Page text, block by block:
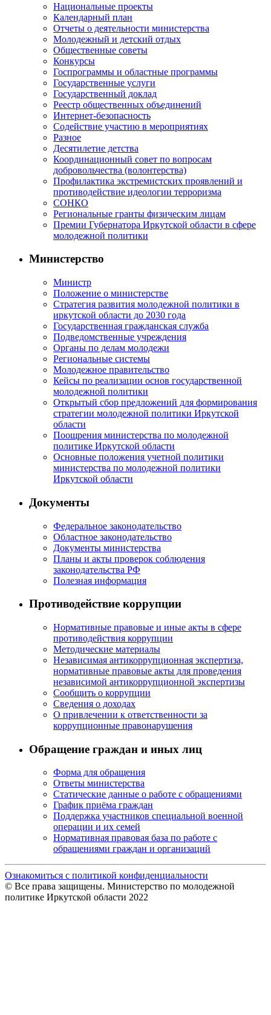
Национальные проекты
Календарный план
Отчеты о деятельности министерства
Молодежный и детский отдых
Общественные советы
Конкурсы
Госпрограммы и областные программы
Государственные услуги
Государственный доклад
Реестр общественных объединений
Интернет-безопасность
Содействие участию в мероприятиях
Разное
Десятилетие детства
Координационный совет по вопросам
добровольчества (волонтерства)
Профилактика экстремистских проявлений и
противодействие идеологии терроризма
СОНКО
Региональные гранты физическим лицам
Премии Губернатора Иркутской области в сфере
молодежной политики
Министерство
Министр
Положение о министерстве
Стратегия развития молодежной политики в
иркутской области до 2030 года
Государственная гражданская служба
Подведомственные учреждения
Органы по делам молодежи
Региональные системы
Молодежное правительство
Кейсы по реализации основ государственной
молодежной политики
Открытый сбор предложений для формирования
стратегии молодежной политики Иркутской
области
Поощрения министерства по молодежной
политике Иркутской области
Основные положения учетной политики
министерства по молодежной политики
Иркутской области
Документы
Федеральное законодательство
Областное законодательство
Документы министерства
Планы и акты проверок соблюдения
законодательства РФ
Полезная информация
Противодействие коррупции
Нормативные правовые и иные акты в сфере
противодействия коррупции
Методические материалы
Независимая антикоррупционная экспертиза,
нормативные правовые акты для проведения
независимой антикоррупционной экспертизы
Сообщить о коррупции
Сведения о доходах
О привлечении к ответственности за
коррупционные правонарушения
Обращение граждан и иных лиц
Форма для обращения
Ответы министерства
Статические данные о работе с обращениями
График приёма граждан
Поддержка участников специальной военной
операции и их семей
Нормативная правовая база по работе с
обращениями граждан и организаций
Ознакомиться с политикой конфиденциальности
© Все права защищены. Министерство по молодежной
политике Иркутской области 2022